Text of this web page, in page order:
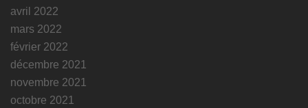
avril 2022
mars 2022
février 2022
décembre 2021
novembre 2021
octobre 2021